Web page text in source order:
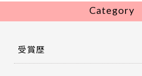
Category
受賞歴